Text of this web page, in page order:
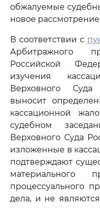
обжалуемые
новое
В соответствии с
Арбитражного
Российской
изучения
Верховного
выносит
кассационной
судебном
Верховного Суда
изложенные в
подтверждают
процессуального
дела, и не